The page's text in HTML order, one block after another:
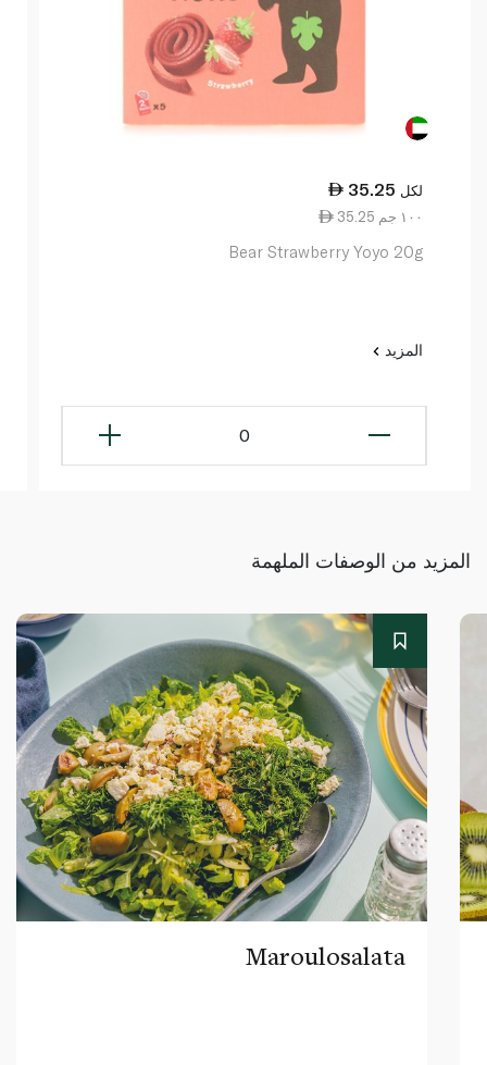
35.25 لكل
35.25 ١٠٠ جم
Bear Strawberry Yoyo 20g
المزيد
0
المزيد من الوصفات الملهمة
Maroulosalata